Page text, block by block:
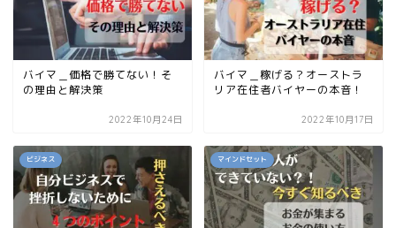
バイマ＿価格で勝てない！そ
の理由と解決策
2022年10月24日
バイマ＿稼げる？オーストラ
リア在住者バイヤーの本音！
2022年10月17日
ビジネス マインドセット